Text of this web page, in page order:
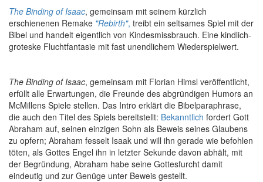
The Binding of Isaac, gemeinsam mit seinem kürzlich
erschienenen Remake "Rebirth", treibt ein seltsames Spiel mit der
Bibel und handelt eigentlich von Kindesmissbrauch. Eine kindlich-
groteske Fluchtfantasie mit fast unendlichem Wiederspielwert.
The Binding of Isaac, gemeinsam mit Florian Himsl veröffentlicht,
erfüllt alle Erwartungen, die Freunde des abgründigen Humors an
McMillens Spiele stellen. Das Intro erklärt die Bibelparaphrase,
die auch den Titel des Spiels bereitstellt: Bekanntlich fordert Gott
Abraham auf, seinen einzigen Sohn als Beweis seines Glaubens
zu opfern; Abraham fesselt Isaak und will ihn gerade wie befohlen
töten, als Gottes Engel ihn in letzter Sekunde davon abhält, mit
der Begründung, Abraham habe seine Gottesfurcht damit
eindeutig und zur Genüge unter Beweis gestellt.